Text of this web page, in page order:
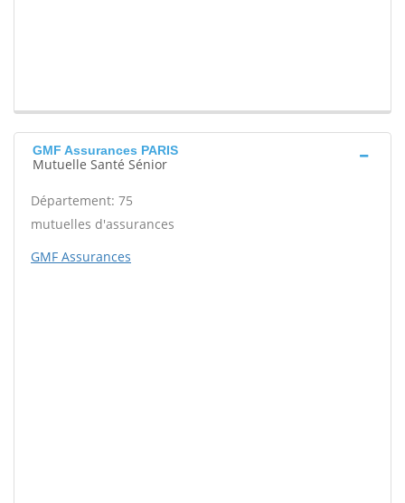
GMF Assurances PARIS
Mutuelle Santé Sénior
Département: 75
mutuelles d'assurances
GMF Assurances